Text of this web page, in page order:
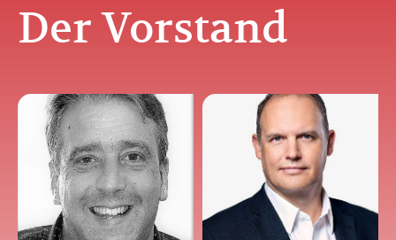
Der Vorstand